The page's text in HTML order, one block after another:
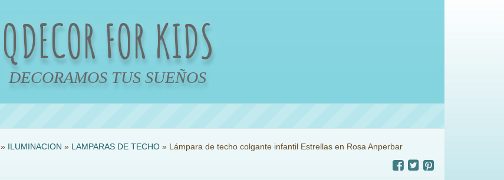
QDECOR FOR KIDS
DECORAMOS TUS SUEÑOS
» ILUMINACION » LAMPARAS DE TECHO» ​Lámpara de techo colgante infantil Estrellas en Rosa Anperbar